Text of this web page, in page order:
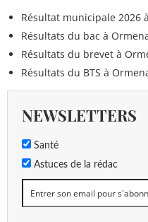
Résultat municipale 2026
Résultats du bac à
Résultats du brevet à
Résultats du BTS à
NEWSLETTERS
Santé
Astuces de la rédac